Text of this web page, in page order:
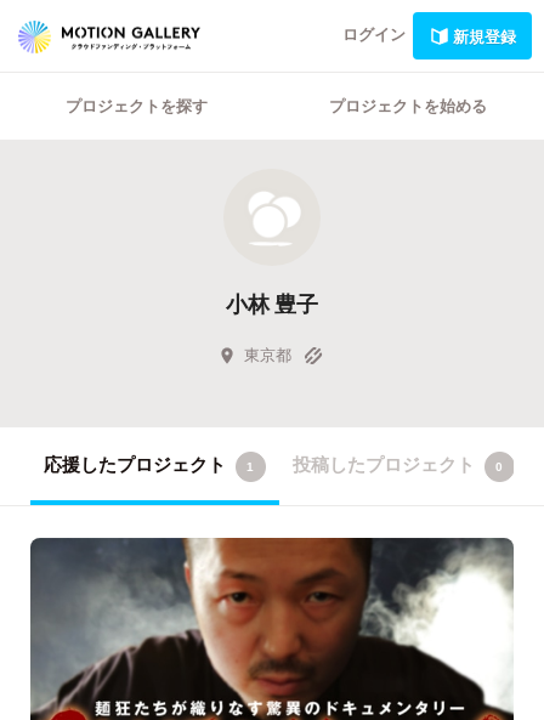
ログイン 新規登録
プロジェクトを探す プロジェクトを始める
小林 豊子
東京都
応援したプロジェクト 1 投稿したプロジェクト 0